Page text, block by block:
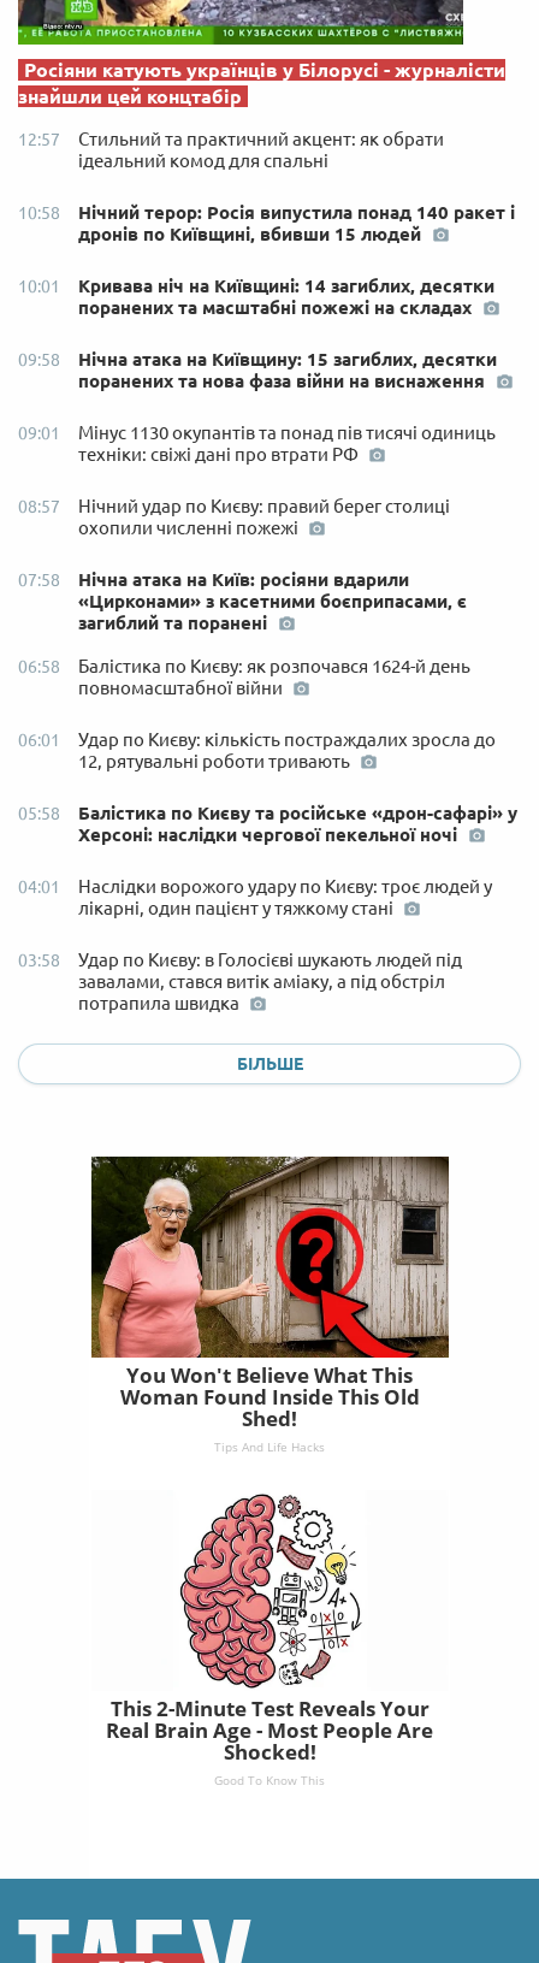
Росіяни катують українців у Білорусі - журналісти
знайшли цей концтабір
12:57
Стильний та практичний акцент: як обрати
ідеальний комод для спальні
10:58
Нічний терор: Росія випустила понад 140 ракет і
дронів по Київщині, вбивши 15 людей
10:01
Кривава ніч на Київщині: 14 загиблих, десятки
поранених та масштабні пожежі на складах
09:58
Нічна атака на Київщину: 15 загиблих, десятки
поранених та нова фаза війни на виснаження
09:01
Мінус 1130 окупантів та понад пів тисячі одиниць
техніки: свіжі дані про втрати РФ
08:57
Нічний удар по Києву: правий берег столиці
охопили численні пожежі
07:58
Нічна атака на Київ: росіяни вдарили
«Цирконами» з касетними боєприпасами, є
загиблий та поранені
06:58
Балістика по Києву: як розпочався 1624-й день
повномасштабної війни
06:01
Удар по Києву: кількість постраждалих зросла до
12, рятувальні роботи тривають
05:58
Балістика по Києву та російське «дрон-сафарі» у
Херсоні: наслідки чергової пекельної ночі
04:01
Наслідки ворожого удару по Києву: троє людей у
лікарні, один пацієнт у тяжкому стані
03:58
Удар по Києву: в Голосієві шукають людей під
завалами, стався витік аміаку, а під обстріл
потрапила швидка
БІЛЬШЕ
You Won't Believe What This
Woman Found Inside This Old
Shed!
Tips And Life Hacks
This 2-Minute Test Reveals Your
Real Brain Age - Most People Are
Shocked!
Good To Know This